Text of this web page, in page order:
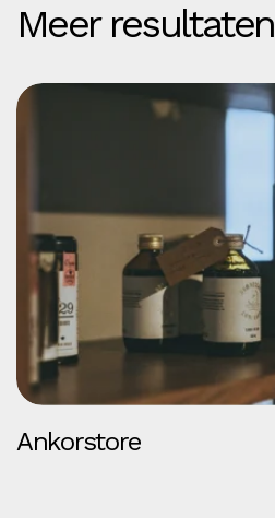
Meer resultaten
Ankorstore